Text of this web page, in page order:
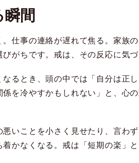
間
仕事の連絡が遅れて焦る。家族
がちです。戒は、その反応に気
るとき、頭の中では「自分は正
を冷やすかもしれない」と、心
いことを小さく見せたり、言わ
かなくなる。戒は「短期の楽」